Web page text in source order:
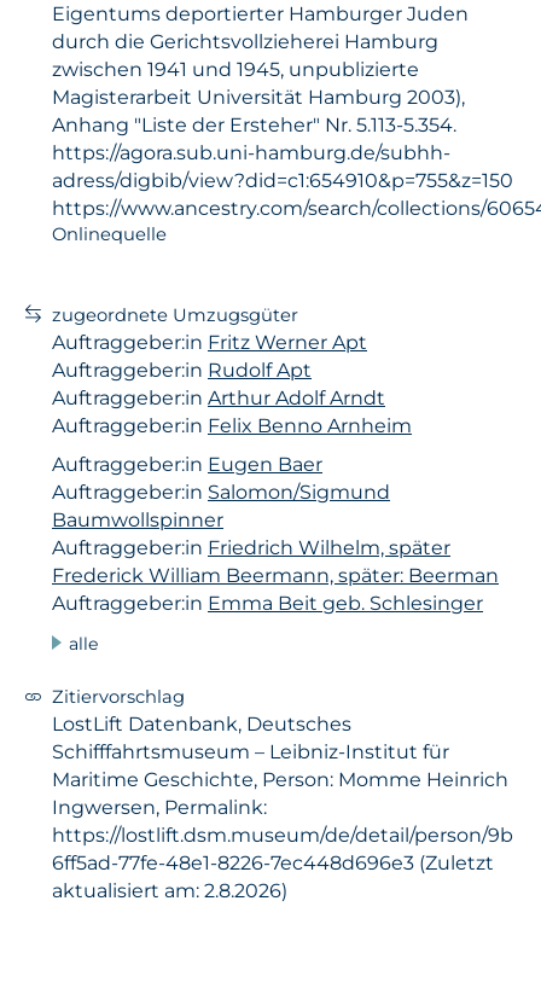
Eigentums deportierter Hamburger Juden
durch die Gerichtsvollzieherei Hamburg
zwischen 1941 und 1945, unpublizierte
Magisterarbeit Universität Hamburg 2003),
Anhang "Liste der Ersteher" Nr. 5.113-5.354.
https://agora.sub.uni-hamburg.de/subhh-
adress/digbib/view?did=c1:654910&p=755&z=150
https://www.ancestry.com/search/collections/
Onlinequelle
zugeordnete Umzugsgüter
Auftraggeber:in Fritz Werner Apt
Auftraggeber:in Rudolf Apt
Auftraggeber:in Arthur Adolf Arndt
Auftraggeber:in Felix Benno Arnheim
Auftraggeber:in Eugen Baer
Auftraggeber:in Salomon/Sigmund
Baumwollspinner
Auftraggeber:in Friedrich Wilhelm, später
Frederick William Beermann, später: Beerman
Auftraggeber:in Emma Beit geb. Schlesinger
alle
Zitiervorschlag
LostLift Datenbank, Deutsches
Schifffahrtsmuseum – Leibniz-Institut für
Maritime Geschichte, Person: Momme Heinrich
Ingwersen, Permalink:
https://lostlift.dsm.museum/de/detail/person/9b
6ff5ad-77fe-48e1-8226-7ec448d696e3 (Zuletzt
aktualisiert am: 2.8.2026)